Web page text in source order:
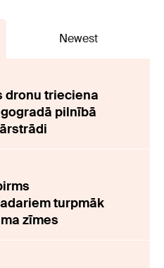
Newest
dronu trieciena
pilnībā
turpmāk
zīmes